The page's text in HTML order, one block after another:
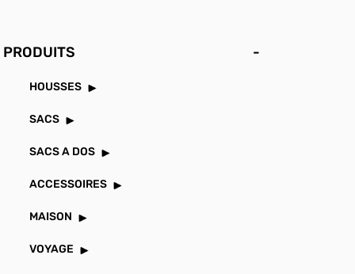
PRODUITS -
HOUSSES
SACS
SACS A DOS
ACCESSOIRES
MAISON
VOYAGE